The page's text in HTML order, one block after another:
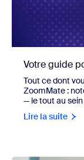
Votre guide
Tout ce dont
ZoomMate :
— le tout au
Lire la suite